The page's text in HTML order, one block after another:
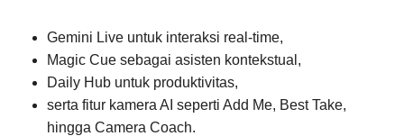
Gemini Live untuk interaksi real-time,
Magic Cue sebagai asisten kontekstual,
Daily Hub untuk produktivitas,
serta fitur kamera AI seperti Add Me, Best Take,
hingga Camera Coach.